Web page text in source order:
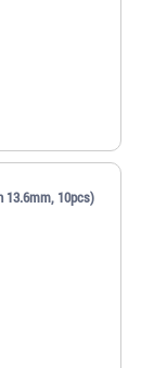
13.6mm, 10pcs)